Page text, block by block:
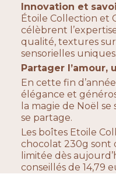
Innovation et
Étoile Collection et
célèbrent
qualité, textures
sensorielles uniques.
Partager l’amour,
En cette fin
élégance et
la magie de Noël
se partage.
Les boîtes Etoile
chocolat 230g sont
limitée dès
conseillés de 14,79